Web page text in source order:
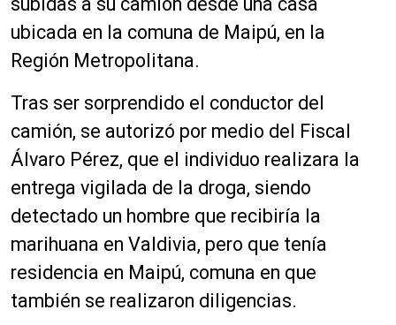
ubicada en la comuna de Maipú, en la
Región Metropolitana.
Tras ser sorprendido el conductor del
camión, se autorizó por medio del Fiscal
Álvaro Pérez, que el individuo realizara la
entrega vigilada de la droga, siendo
detectado un hombre que recibiría la
marihuana en Valdivia, pero que tenía
residencia en Maipú, comuna en que
también se realizaron diligencias.